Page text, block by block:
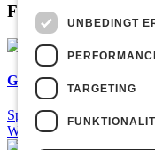
Fabrikgeflüster
Graffiti-Workshops
Spray dein eigenes
Workshops für Kinder
UNBEDINGT
TARGETING